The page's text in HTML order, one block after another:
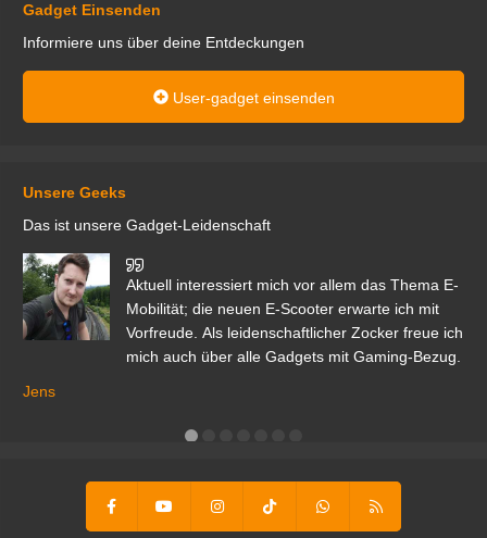
Gadget Einsenden
Informiere uns über deine Entdeckungen
User-gadget einsenden
Unsere Geeks
Das ist unsere Gadget-Leidenschaft
Aktuell interessiert mich vor allem das Thema E-
Mobilität; die neuen E-Scooter erwarte ich mit
Vorfreude. Als leidenschaftlicher Zocker freue ich
mich auch über alle Gadgets mit Gaming-Bezug.
Jens